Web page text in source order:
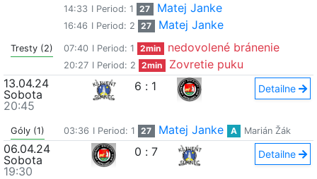
14:33 I Period: 1 27 Matej Janke
16:46 I Period: 2 27 Matej Janke
Tresty (2) 07:40 I Period: 1 2min nedovolené bránenie
20:27 I Period: 2 2min
Zovretie puku
13.04.24
Sobota
20:45
6 : 1 Detailne
Góly (1) 03:36 I Period: 1 27 Matej Janke A Marián Žák
06.04.24
Sobota
19:30
0 : 7 Detailne